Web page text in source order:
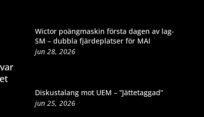
Wictor poängmaskin första dagen av lag-
SM – dubbla fjärdeplatser för MAI
jun 28, 2026
Diskustalang mot UEM – ”Jättetaggad”
jun 25, 2026